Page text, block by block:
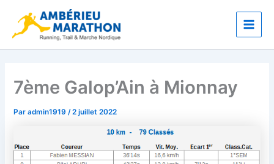
contenu
Main
7ème Galop’Ain à Mionnay
Paradmin1919/2 juillet 2022